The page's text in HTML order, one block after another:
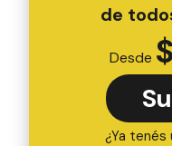
de
Desde $
¿Ya tenés